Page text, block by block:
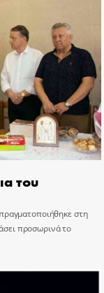
του
στη
προσωρινά το